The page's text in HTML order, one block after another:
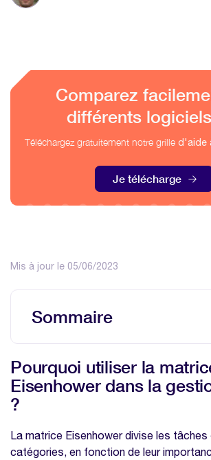
Mis à jour le 05/06/2023
Sommaire
dans la gestion de projet ?
Identifier les tâches
Comment déterminer les
importantes mais non
Pourquoi utiliser la
Eisenhower dans la
?
La matrice Eisenhower divise les tâches
catégories, en fonction de leur
Comparez
différents
Téléchargez gratuitement notre grille d'aide
Je télécharge